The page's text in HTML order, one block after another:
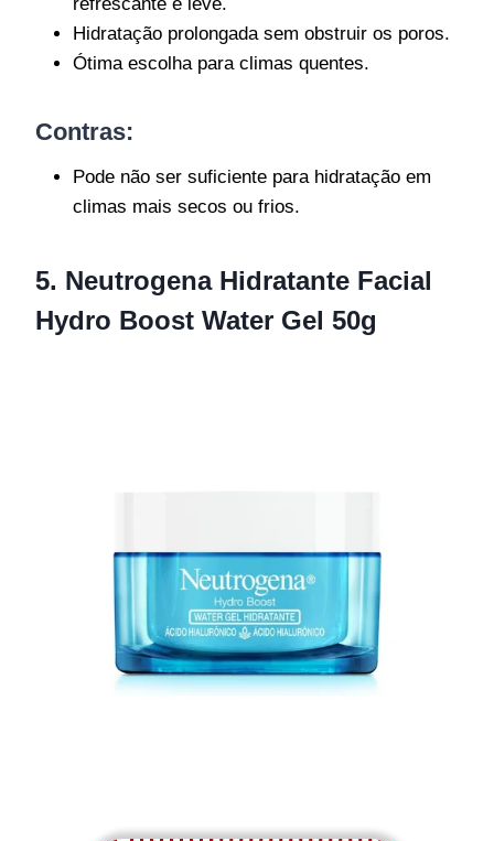
Hidratação prolongada sem obstruir os poros.
Ótima escolha para climas quentes.
Contras:
Pode não ser suficiente para hidratação em
climas mais secos ou frios.
5. Neutrogena Hidratante Facial
Hydro Boost Water Gel 50g